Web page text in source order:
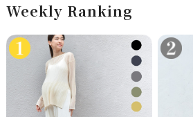
Weekly Ranking